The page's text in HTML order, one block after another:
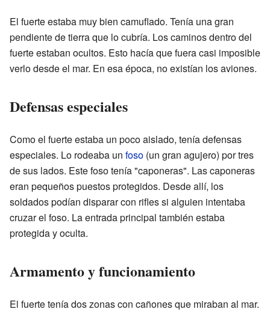
El fuerte estaba muy bien camuflado. Tenía una gran
pendiente de tierra que lo cubría. Los caminos dentro del
fuerte estaban ocultos. Esto hacía que fuera casi imposible
verlo desde el mar. En esa época, no existían los aviones.
Defensas especiales
Como el fuerte estaba un poco aislado, tenía defensas
especiales. Lo rodeaba un foso (un gran agujero) por tres
de sus lados. Este foso tenía "caponeras". Las caponeras
eran pequeños puestos protegidos. Desde allí, los
soldados podían disparar con rifles si alguien intentaba
cruzar el foso. La entrada principal también estaba
protegida y oculta.
Armamento y funcionamiento
El fuerte tenía dos zonas con cañones que miraban al mar.